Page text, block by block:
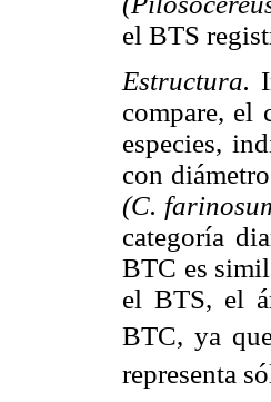
el BTS
Estructura.
compare, el
especies,
con
(C.
categoría
BTC es
el BTS, el
BTC, ya
representa